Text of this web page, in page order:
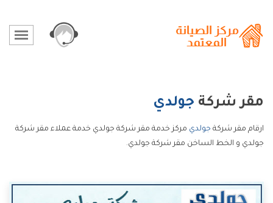
مقر شركة جولدي
ارقام مقر شركة جولدي مركز خدمة مقر شركة جولدي خدمة عملاء مقر شركة
جولدي و الخط الساخن مقر شركة جولدي.